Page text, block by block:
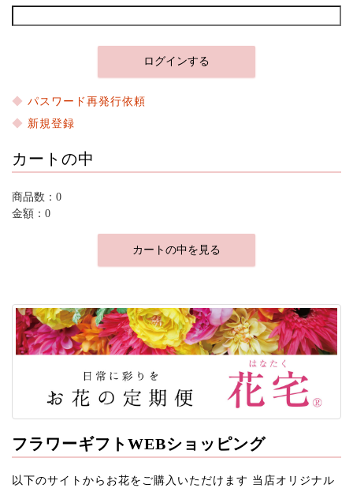
パスワード再発行依頼
新規登録
カートの中
商品数：0
金額：0
カートの中を見る
フラワーギフトWEBショッピング
以下のサイトからお花をご購入いただけます 当店オリジナル